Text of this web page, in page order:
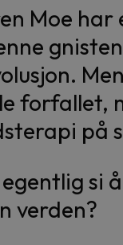
Moe
forfallet,
på
si
verden?